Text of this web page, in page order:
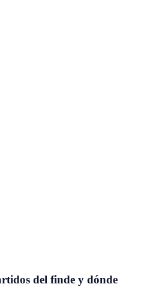
del finde y dónde